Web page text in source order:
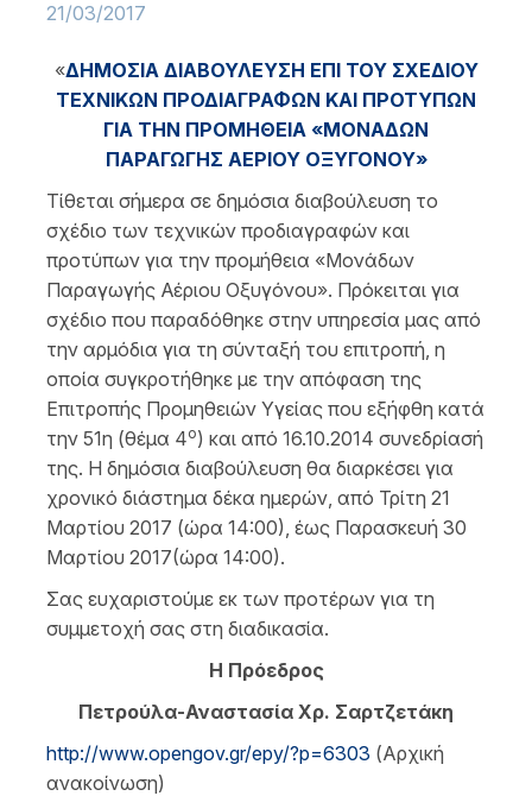
21/03/2017
«ΔΗΜΟΣΙΑ ΔΙΑΒΟΥΛΕΥΣΗ ΕΠΙ ΤΟΥ ΣΧΕΔΙΟΥ
ΤΕΧΝΙΚΩΝ ΠΡΟΔΙΑΓΡΑΦΩΝ ΚΑΙ ΠΡΟΤΥΠΩΝ
ΓΙΑ ΤΗΝ ΠΡΟΜΗΘΕΙΑ «ΜΟΝΑΔΩΝ
ΠΑΡΑΓΩΓΗΣ ΑΕΡΙΟΥ ΟΞΥΓΟΝΟΥ»
Τίθεται σήμερα σε δημόσια διαβούλευση το
σχέδιο των τεχνικών προδιαγραφών και
προτύπων για την προμήθεια «Μονάδων
Παραγωγής Αέριου Οξυγόνου». Πρόκειται για
σχέδιο που παραδόθηκε στην υπηρεσία μας από
την αρμόδια για τη σύνταξή του επιτροπή, η
οποία συγκροτήθηκε με την απόφαση της
Επιτροπής Προμηθειών Υγείας που εξήφθη κατά
την 51η (θέμα 4ο) και από 16.10.2014 συνεδρίασή
της. Η δημόσια διαβούλευση θα διαρκέσει για
χρονικό διάστημα δέκα ημερών, από Τρίτη 21
Μαρτίου 2017 (ώρα 14:00), έως Παρασκευή 30
Μαρτίου 2017(ώρα 14:00).
Σας ευχαριστούμε εκ των προτέρων για τη
συμμετοχή σας στη διαδικασία.
Η Πρόεδρος
Πετρούλα-Αναστασία Χρ. Σαρτζετάκη
http://www.opengov.gr/epy/?p=6303 (Αρχική
ανακοίνωση)